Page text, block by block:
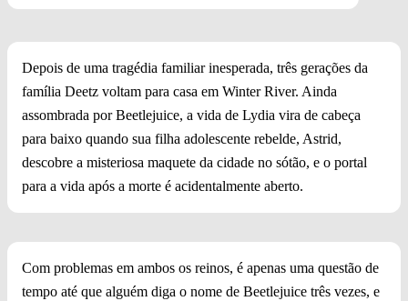
Depois de uma tragédia familiar inesperada, três gerações da
família Deetz voltam para casa em Winter River. Ainda
assombrada por Beetlejuice, a vida de Lydia vira de cabeça
para baixo quando sua filha adolescente rebelde, Astrid,
descobre a misteriosa maquete da cidade no sótão, e o portal
para a vida após a morte é acidentalmente aberto.
Com problemas em ambos os reinos, é apenas uma questão de
tempo até que alguém diga o nome de Beetlejuice três vezes, e